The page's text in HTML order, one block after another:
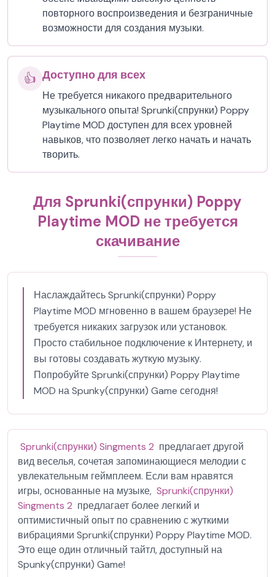
повторного воспроизведения и безграничные
возможности для создания музыки.
👍 Доступно для всех
Не требуется никакого предварительного
музыкального опыта! Sprunki(спрунки) Poppy
Playtime MOD доступен для всех уровней
навыков, что позволяет легко начать и начать
творить.
Для Sprunki(спрунки) Poppy
Playtime MOD не требуется
скачивание
Наслаждайтесь Sprunki(спрунки) Poppy
Playtime MOD мгновенно в вашем браузере! Не
требуется никаких загрузок или установок.
Просто стабильное подключение к Интернету, и
вы готовы создавать жуткую музыку.
Попробуйте Sprunki(спрунки) Poppy Playtime
MOD на Spunky(спрунки) Game сегодня!
Sprunki(спрунки) Singments 2 предлагает другой
вид веселья, сочетая запоминающиеся мелодии с
увлекательным геймплеем. Если вам нравятся
игры, основанные на музыке, Sprunki(спрунки)
Singments 2 предлагает более легкий и
оптимистичный опыт по сравнению с жуткими
вибрациями Sprunki(спрунки) Poppy Playtime MOD.
Это еще один отличный тайтл, доступный на
Spunky(спрунки) Game!